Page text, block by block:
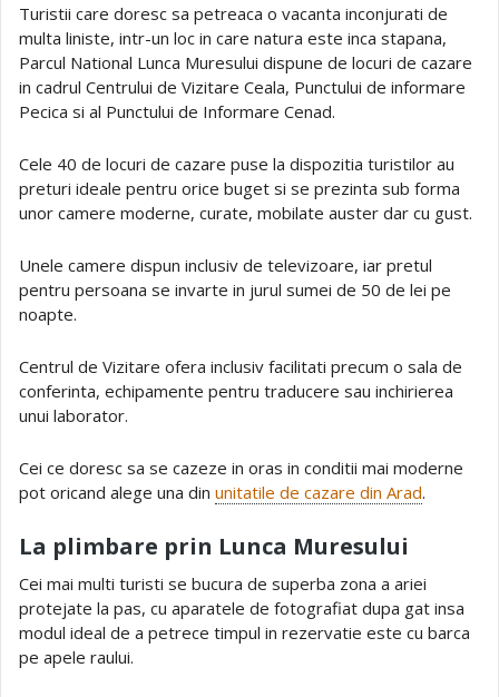
Turistii care doresc sa petreaca o vacanta inconjurati de
multa liniste, intr-un loc in care natura este inca stapana,
Parcul National Lunca Muresului dispune de locuri de cazare
in cadrul Centrului de Vizitare Ceala, Punctului de informare
Pecica si al Punctului de Informare Cenad.
Cele 40 de locuri de cazare puse la dispozitia turistilor au
preturi ideale pentru orice buget si se prezinta sub forma
unor camere moderne, curate, mobilate auster dar cu gust.
Unele camere dispun inclusiv de televizoare, iar pretul
pentru persoana se invarte in jurul sumei de 50 de lei pe
noapte.
Centrul de Vizitare ofera inclusiv facilitati precum o sala de
conferinta, echipamente pentru traducere sau inchirierea
unui laborator.
Cei ce doresc sa se cazeze in oras in conditii mai moderne
pot oricand alege una din unitatile de cazare din Arad.
La plimbare prin Lunca Muresului
Cei mai multi turisti se bucura de superba zona a ariei
protejate la pas, cu aparatele de fotografiat dupa gat insa
modul ideal de a petrece timpul in rezervatie este cu barca
pe apele raului.